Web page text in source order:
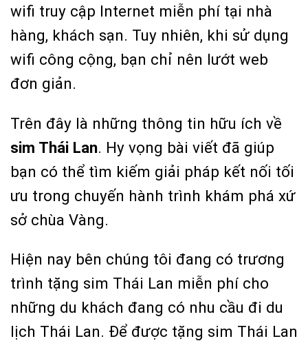
wifi truy cập Internet miễn phí tại nhà
hàng, khách sạn. Tuy nhiên, khi sử dụng
wifi công cộng, bạn chỉ nên lướt web
đơn giản.
Trên đây là những thông tin hữu ích về
sim Thái Lan. Hy vọng bài viết đã giúp
bạn có thể tìm kiếm giải pháp kết nối tối
ưu trong chuyến hành trình khám phá xứ
sở chùa Vàng.
Hiện nay bên chúng tôi đang có trương
trình tặng sim Thái Lan miễn phí cho
những du khách đang có nhu cầu đi du
lịch Thái Lan. Để được tặng sim Thái Lan